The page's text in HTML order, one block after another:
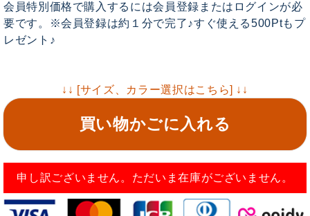
会員特別価格で購入するには会員登録またはログインが必
要です。※会員登録は約１分で完了♪すぐ使える500Ptもプ
レゼント♪
↓↓ [サイズ、カラー選択はこちら] ↓↓
買い物かごに入れる
申し訳ございません。ただいま在庫がございません。